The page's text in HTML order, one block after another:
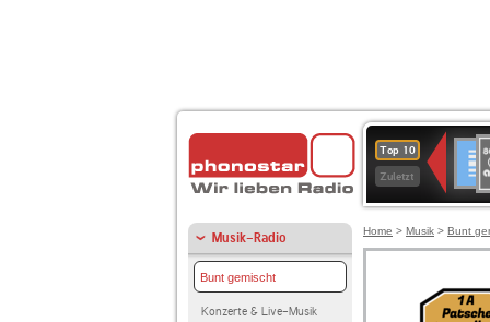
Top 10
Zuletzt
Musik-Radio
Bunt gemischt
Konzerte & Live-Musik
Home > Musik > Bunt